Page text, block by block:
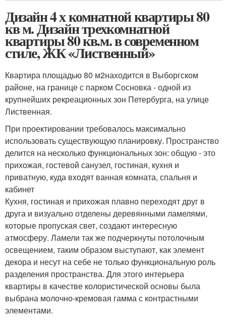
Дизайн 4 х комнатной квартиры 80
кв м. Дизайн трехкомнатной
квартиры 80 кв.м. в современном
стиле, ЖК «Лиственный»
Квартира площадью 80 м2находится в Выборгском
районе, на границе с парком Сосновка - одной из
крупнейших рекреационных зон Петербурга, на улице
Лиственная.
При проектировании требовалось максимально
использовать существующую планировку. Пространство
делится на несколько функциональных зон: общую - это
прихожая, гостевой санузел, гостиная, кухня и
приватную, куда входят ванная комната, спальня и
кабинет
Кухня, гостиная и прихожая плавно переходят друг в
друга и визуально отделены деревянными ламелями,
которые пропуская свет, создают интересную
атмосферу. Ламели так же подчеркнуты потолочным
освещением, таким образом выступают, как элемент
декора и несут на себе не только функциональную роль
разделения пространства. Для этого интерьера
квартиры в качестве колористической основы была
выбрана молочно-кремовая гамма с контрастными
элементами.